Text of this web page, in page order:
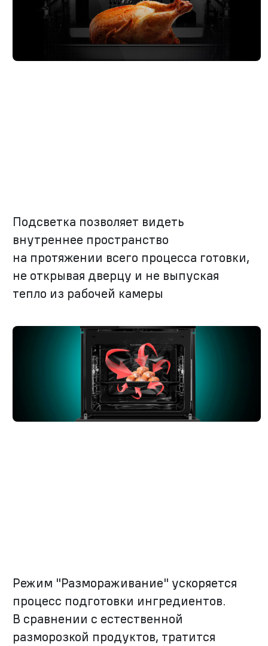
Подсветка позволяет видеть
внутреннее пространство
на протяжении всего процесса готовки,
не открывая дверцу и не выпуская
тепло из рабочей камеры
Режим "Размораживание" ускоряется
процесс подготовки ингредиентов.
В сравнении с естественной
разморозкой продуктов, тратится